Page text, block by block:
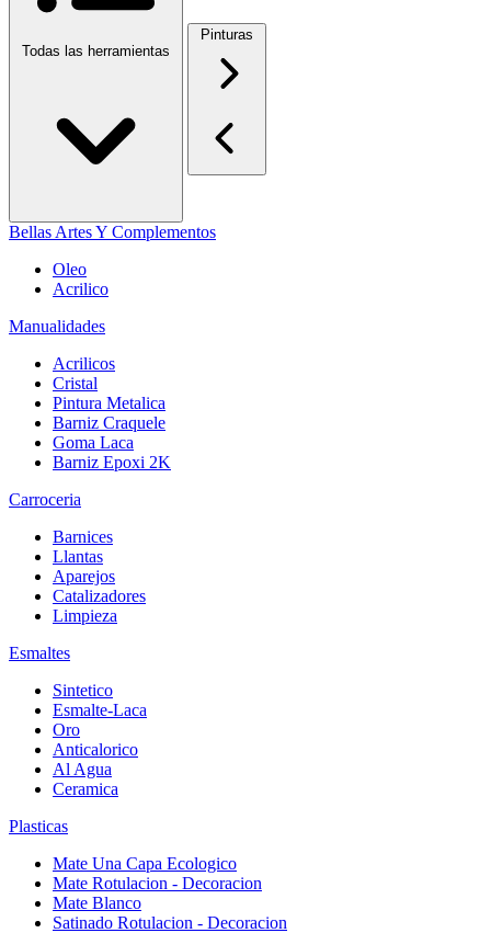
Todas las herramientas
Pinturas
Bellas Artes Y Complementos
Oleo
Acrilico
Manualidades
Acrilicos
Cristal
Pintura Metalica
Barniz Craquele
Goma Laca
Barniz Epoxi 2K
Carroceria
Barnices
Llantas
Aparejos
Catalizadores
Limpieza
Esmaltes
Sintetico
Esmalte-Laca
Oro
Anticalorico
Al Agua
Ceramica
Plasticas
Mate Una Capa Ecologico
Mate Rotulacion - Decoracion
Mate Blanco
Satinado Rotulacion - Decoracion